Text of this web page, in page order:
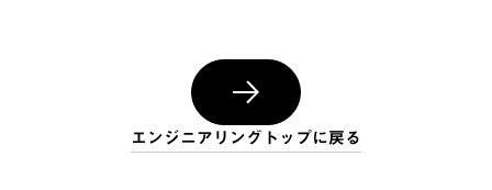
エンジニアリングトップに戻る